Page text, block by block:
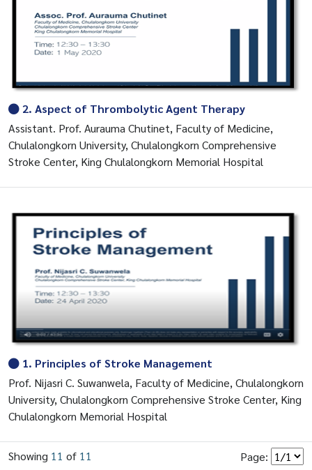
2. Aspect of Thrombolytic Agent Therapy
Assistant. Prof. Aurauma Chutinet, Faculty of Medicine,
Chulalongkorn University, Chulalongkorn Comprehensive
Stroke Center, King Chulalongkorn Memorial Hospital
1. Principles of Stroke Management
Prof. Nijasri C. Suwanwela, Faculty of Medicine, Chulalongkorn
University, Chulalongkorn Comprehensive Stroke Center, King
Chulalongkorn Memorial Hospital
Showing 11 of 11 Page: